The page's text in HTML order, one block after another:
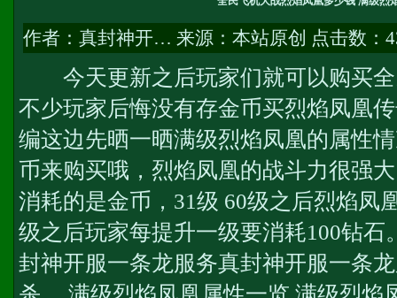
作者： 真封神开… 来源：本站原创 点击数：
今天更新之后玩家们就可以购买全
不少玩家后悔没有存金币买烈焰凤凰
编这边先晒一晒满级烈焰凤凰的属性
币来购买哦，烈焰凤凰的战斗力很强
消耗的是金币，31级 60级之后烈焰凤
级之后玩家每提升一级要消耗100钻石
封神开服一条龙服务真封神开服一条